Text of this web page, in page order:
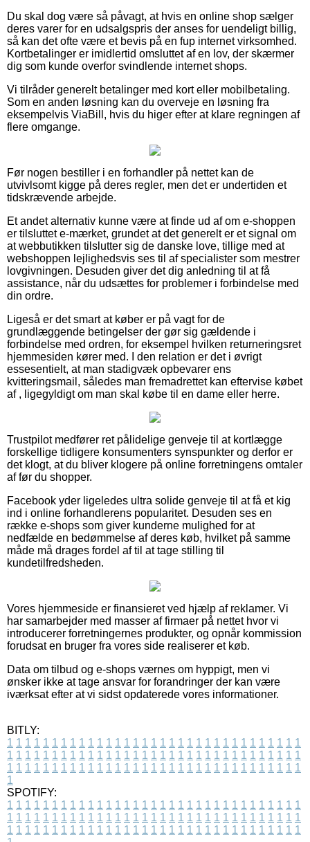
Du skal dog være så påvagt, at hvis en online shop sælger
deres varer for en udsalgspris der anses for uendeligt billig,
så kan det ofte være et bevis på en fup internet virksomhed.
Kortbetalinger er imidlertid omsluttet af en lov, der skærmer
dig som kunde overfor svindlende internet shops.
Vi tilråder generelt betalinger med kort eller mobilbetaling.
Som en anden løsning kan du overveje en løsning fra
eksempelvis ViaBill, hvis du higer efter at klare regningen af
flere omgange.
Før nogen bestiller i en forhandler på nettet kan de
utvivlsomt kigge på deres regler, men det er undertiden et
tidskrævende arbejde.
Et andet alternativ kunne være at finde ud af om e-shoppen
er tilsluttet e-mærket, grundet at det generelt er et signal om
at webbutikken tilslutter sig de danske love, tillige med at
webshoppen lejlighedsvis ses til af specialister som mestrer
lovgivningen. Desuden giver det dig anledning til at få
assistance, når du udsættes for problemer i forbindelse med
din ordre.
Ligeså er det smart at køber er på vagt for de
grundlæggende betingelser der gør sig gældende i
forbindelse med ordren, for eksempel hvilken returneringsret
hjemmesiden kører med. I den relation er det i øvrigt
essesentielt, at man stadigvæk opbevarer ens
kvitteringsmail, således man fremadrettet kan eftervise købet
af , ligegyldigt om man skal købe til en dame eller herre.
Trustpilot medfører ret pålidelige genveje til at kortlægge
forskellige tidligere konsumenters synspunkter og derfor er
det klogt, at du bliver klogere på online forretningens omtaler
af før du shopper.
Facebook yder ligeledes ultra solide genveje til at få et kig
ind i online forhandlerens popularitet. Desuden ses en
række e-shops som giver kunderne mulighed for at
nedfælde en bedømmelse af deres køb, hvilket på samme
måde må drages fordel af til at tage stilling til
kundetilfredsheden.
Vores hjemmeside er finansieret ved hjælp af reklamer. Vi
har samarbejder med masser af firmaer på nettet hvor vi
introducerer forretningernes produkter, og opnår kommission
forudsat en bruger fra vores side realiserer et køb.
Data om tilbud og e-shops værnes om hyppigt, men vi
ønsker ikke at tage ansvar for forandringer der kan være
iværksat efter at vi sidst opdaterede vores informationer.
BITLY:
1 1 1 1 1 1 1 1 1 1 1 1 1 1 1 1 1 1 1 1 1 1 1 1 1 1 1 1 1 1 1 1 1
1 1 1 1 1 1 1 1 1 1 1 1 1 1 1 1 1 1 1 1 1 1 1 1 1 1 1 1 1 1 1 1 1
1 1 1 1 1 1 1 1 1 1 1 1 1 1 1 1 1 1 1 1 1 1 1 1 1 1 1 1 1 1 1 1 1
1
SPOTIFY:
1 1 1 1 1 1 1 1 1 1 1 1 1 1 1 1 1 1 1 1 1 1 1 1 1 1 1 1 1 1 1 1 1
1 1 1 1 1 1 1 1 1 1 1 1 1 1 1 1 1 1 1 1 1 1 1 1 1 1 1 1 1 1 1 1 1
1 1 1 1 1 1 1 1 1 1 1 1 1 1 1 1 1 1 1 1 1 1 1 1 1 1 1 1 1 1 1 1 1